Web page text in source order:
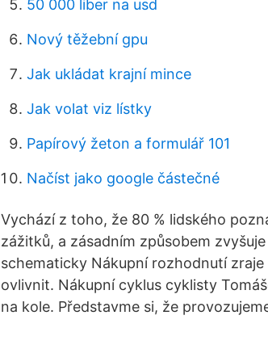
50 000 liber na usd
Nový těžební gpu
Jak ukládat krajní mince
Jak volat viz lístky
Papírový žeton a formulář 101
Načíst jako google částečné
Vychází z toho, že 80 % lidského
zážitků, a zásadním způsobem
schematicky Nákupní rozhodnutí
ovlivnit. Nákupní cyklus cyklisty
na kole. Představme si, že